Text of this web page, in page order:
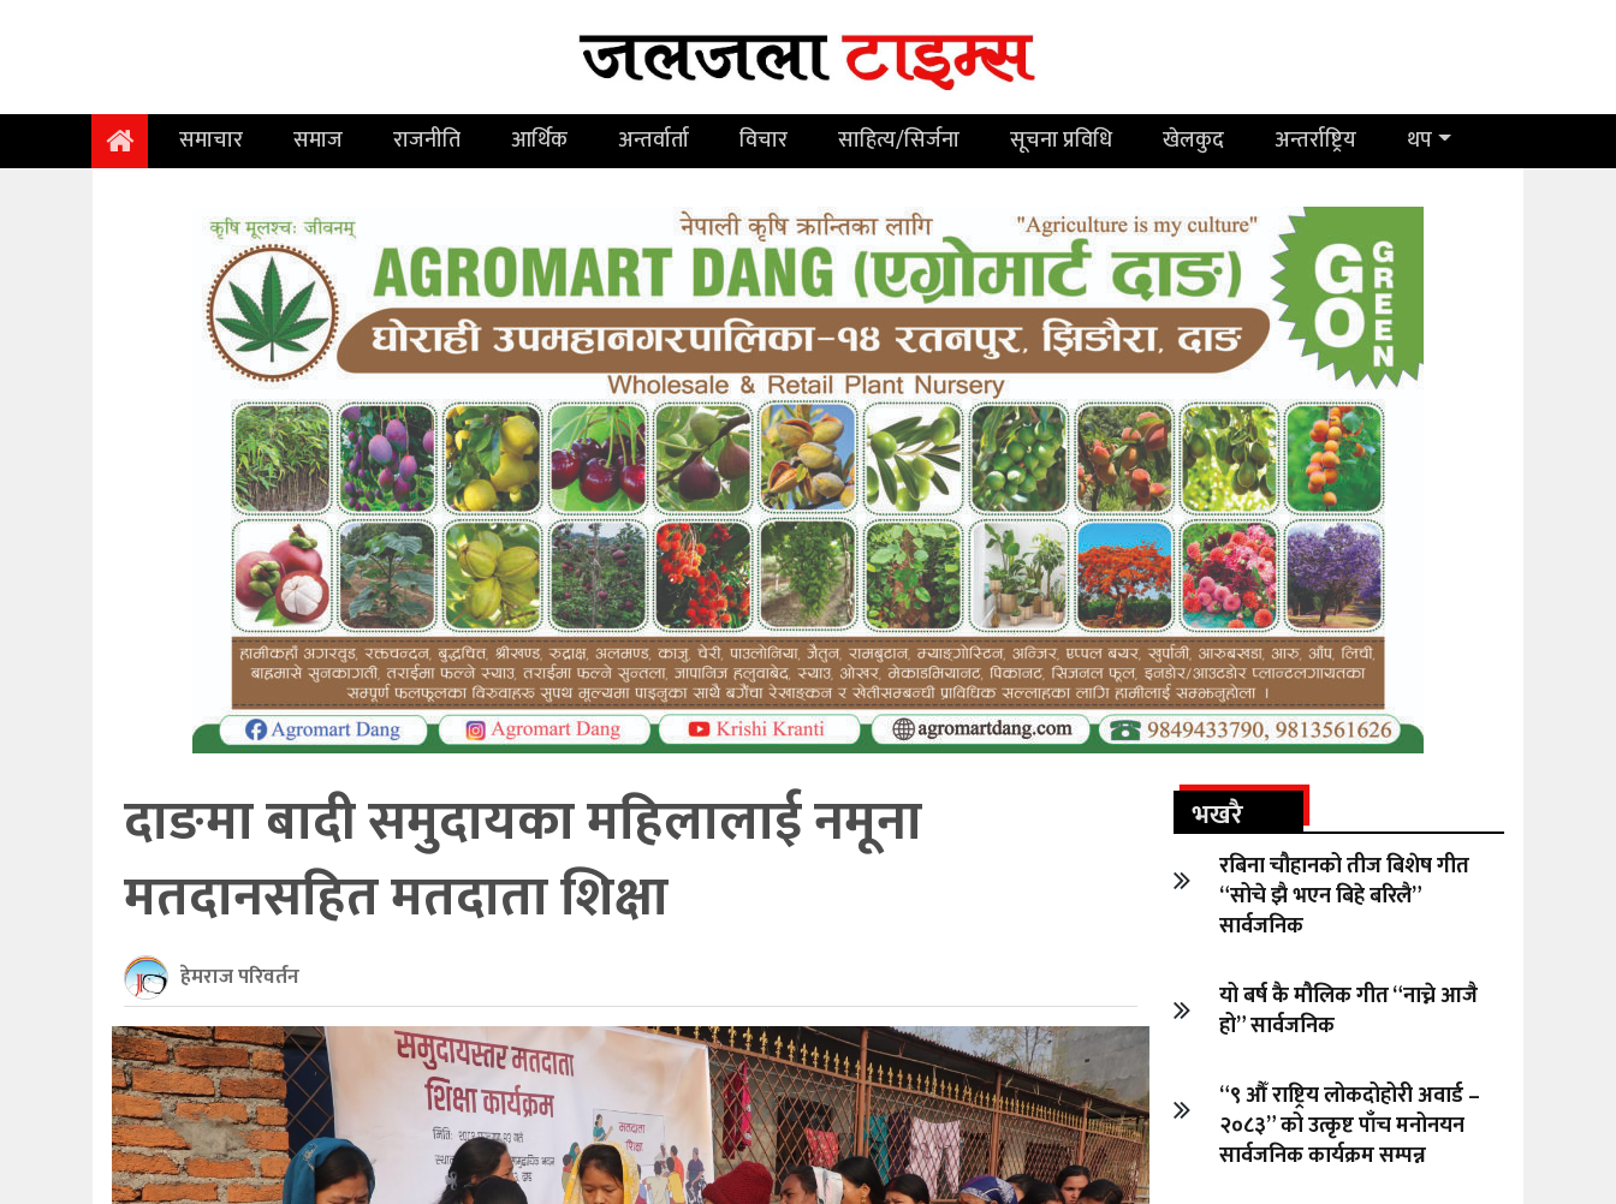
समाचार समाज राजनीति आर्थिक अन्तर्वार्ता विचार साहित्य/सिर्जना सूचना प्रविधि खेलकुद अन्तर्राष्ट्रिय थप
दाङमा बादी समुदायका महिलालाई नमूना
मतदानसहित मतदाता शिक्षा
हेमराज परिवर्तन
भखरै
रबिना चौहानको तीज बिशेष गीत
“सोचे झै भएन बिहे बरिलै”
सार्वजनिक
यो बर्ष कै मौलिक गीत “नाच्ने आजै
हो” सार्वजनिक
“९ औँ राष्ट्रिय लोकदोहोरी अवार्ड –
२०८३” को उत्कृष्ट पाँच मनोनयन
सार्वजनिक कार्यक्रम सम्पन्न